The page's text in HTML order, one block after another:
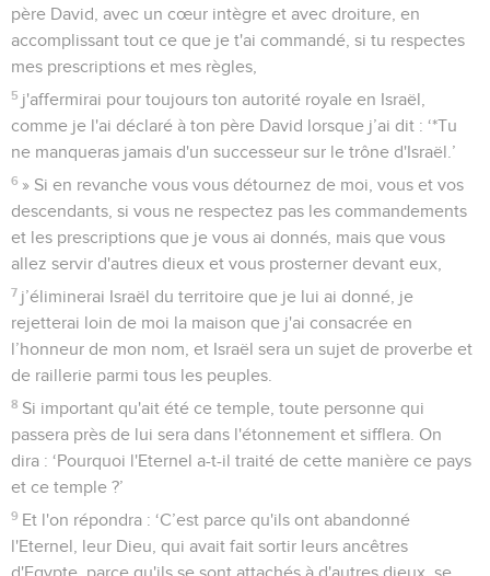
père David, avec un cœur intègre et avec droiture, en
accomplissant tout ce que je t'ai commandé, si tu respectes
mes prescriptions et mes règles,
5 j'affermirai pour toujours ton autorité royale en Israël,
comme je l'ai déclaré à ton père David lorsque j’ai dit : ‘*Tu
ne manqueras jamais d'un successeur sur le trône d'Israël.’
6 » Si en revanche vous vous détournez de moi, vous et vos
descendants, si vous ne respectez pas les commandements
et les prescriptions que je vous ai donnés, mais que vous
allez servir d'autres dieux et vous prosterner devant eux,
7 j’éliminerai Israël du territoire que je lui ai donné, je
rejetterai loin de moi la maison que j'ai consacrée en
l’honneur de mon nom, et Israël sera un sujet de proverbe et
de raillerie parmi tous les peuples.
8 Si important qu'ait été ce temple, toute personne qui
passera près de lui sera dans l'étonnement et sifflera. On
dira : ‘Pourquoi l'Eternel a-t-il traité de cette manière ce pays
et ce temple ?’
9 Et l'on répondra : ‘C’est parce qu'ils ont abandonné
l'Eternel, leur Dieu, qui avait fait sortir leurs ancêtres
d'Egypte, parce qu'ils se sont attachés à d'autres dieux, se